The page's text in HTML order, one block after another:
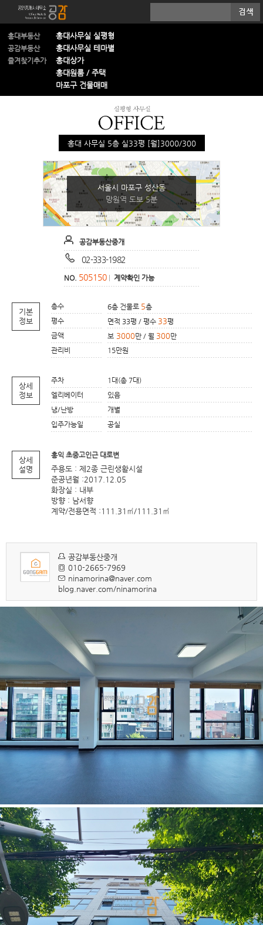
홍대부동산
공감부동산
즐겨찾기추가
홍대사무실 실평형
홍대사무실 테마별
홍대상가
홍대원룸 / 주택
마포구 건물매매
서울시 마포구 성산동
망원역 도보 5분
홍대 사무실 5층 실33평 [월]3000/300
공감부동산중개
02-333-1982
NO. 505150 계약확인 가능
기본
정보
층수 6층 건물로 5층
평수
면적 33평 / 평수 33평
금액
보3000만 / 월 300만
관리비
15만원
상세
정보
주차
1대(총 7대)
엘리베이터
있음
냉/난방
개별
입주가능일
공실
상세
설명
홍익 초중고인근 대로변
주용도 : 제2종 근린생활시설
준공년월 :2017.12.05
화장실 : 내부
방향 : 남서향
계약/전용면적 :111.31㎡/111.31㎡
공감부동산중개
010-2665-7969
ninamorina@naver.com
blog.naver.com/ninamorina